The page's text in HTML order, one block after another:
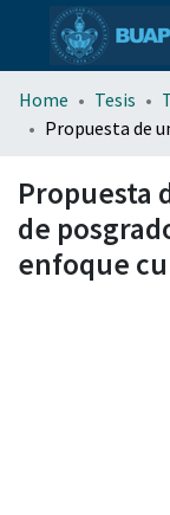
Home Tesis
Propuesta
de
enfoque